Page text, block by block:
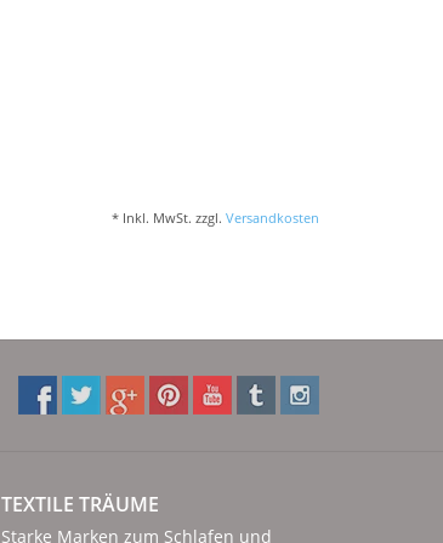
* Inkl. MwSt. zzgl. Versandkosten
TEXTILE TRÄUME
Starke Marken zum Schlafen und